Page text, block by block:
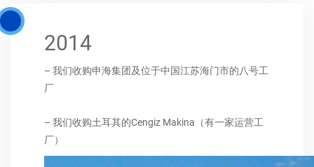
2014
– 我们收购申海集团及位于中国江苏海门市的八号工
厂
– 我们收购土耳其的Cengiz Makina（有一家运营工
厂）